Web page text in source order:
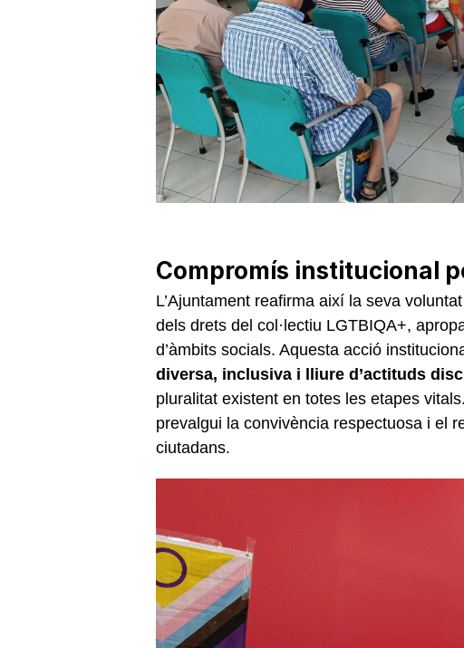
Compromís institucional
L’Ajuntament reafirma així la seva
dels drets del col·lectiu LGTBIQA+,
d’àmbits socials. Aquesta acció
diversa, inclusiva i lliure d’actituds
pluralitat existent en totes les etapes
prevalgui la convivència respectuosa i el
ciutadans.